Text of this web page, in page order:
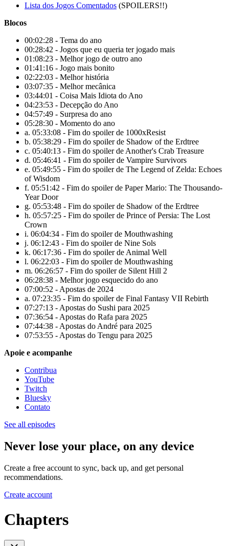
Lista dos Jogos Comentados (SPOILERS!!)
Blocos
00:02:28 - Tema do ano
00:28:42 - Jogos que eu queria ter jogado mais
01:08:23 - Melhor jogo de outro ano
01:41:16 - Jogo mais bonito
02:22:03 - Melhor história
03:07:35 - Melhor mecânica
03:44:01 - Coisa Mais Idiota do Ano
04:23:53 - Decepção do Ano
04:57:49 - Surpresa do ano
05:28:30 - Momento do ano
a. 05:33:08 - Fim do spoiler de 1000xResist
b. 05:38:29 - Fim do spoiler de Shadow of the Erdtree
c. 05:40:13 - Fim do spoiler de Another's Crab Treasure
d. 05:46:41 - Fim do spoiler de Vampire Survivors
e. 05:49:55 - Fim do spoiler de The Legend of Zelda: Echoes
of Wisdom
f. 05:51:42 - Fim do spoiler de Paper Mario: The Thousando-
Year Door
g. 05:53:48 - Fim do spoiler de Shadow of the Erdtree
h. 05:57:25 - Fim do spoiler de Prince of Persia: The Lost
Crown
i. 06:04:34 - Fim do spoiler de Mouthwashing
j. 06:12:43 - Fim do spoiler de Nine Sols
k. 06:17:36 - Fim do spoiler de Animal Well
l. 06:22:03 - Fim do spoiler de Mouthwashing
m. 06:26:57 - Fim do spoiler de Silent Hill 2
06:28:38 - Melhor jogo esquecido do ano
07:00:52 - Apostas de 2024
a. 07:23:35 - Fim do spoiler de Final Fantasy VII Rebirth
07:27:13 - Apostas do Sushi para 2025
07:36:54 - Apostas do Rafa para 2025
07:44:38 - Apostas do André para 2025
07:53:55 - Apostas do Tengu para 2025
Apoie e acompanhe
Contribua
YouTube
Twitch
Bluesky
Contato
See all episodes
Never lose your place, on any device
Create a free account to sync, back up, and get personal
recommendations.
Create account
Chapters